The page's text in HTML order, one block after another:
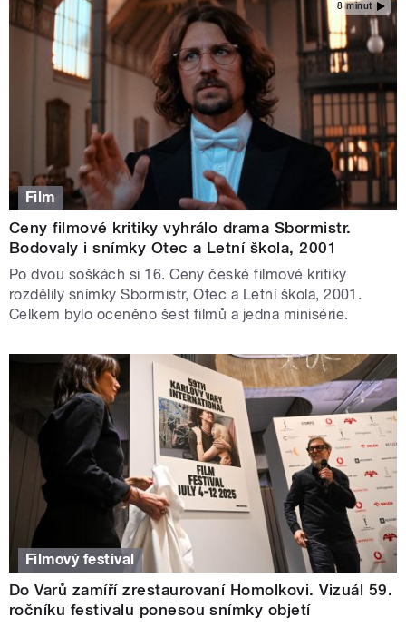
8 minut
Film
Ceny filmové kritiky vyhrálo drama Sbormistr.
Bodovaly i snímky Otec a Letní škola, 2001
Po dvou soškách si 16. Ceny české filmové kritiky
rozdělily snímky Sbormistr, Otec a Letní škola, 2001.
Celkem bylo oceněno šest filmů a jedna minisérie.
Filmový festival
Do Varů zamíří zrestaurovaní Homolkovi. Vizuál 59.
ročníku festivalu ponesou snímky objetí